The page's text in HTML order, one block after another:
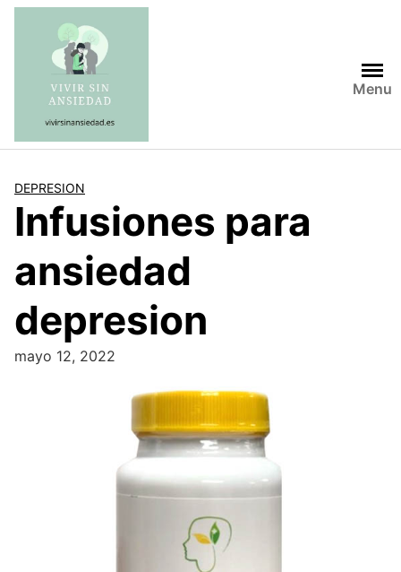
Saltar
contenido
Menu
DEPRESION
Infusiones para
ansiedad
depresion
mayo 12, 2022